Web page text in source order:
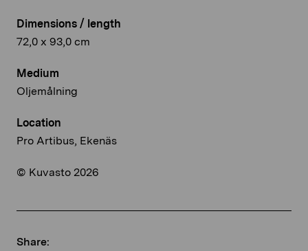
Dimensions / length
72,0 x 93,0 cm
Medium
Oljemålning
Location
Pro Artibus, Ekenäs
© Kuvasto 2026
Share: